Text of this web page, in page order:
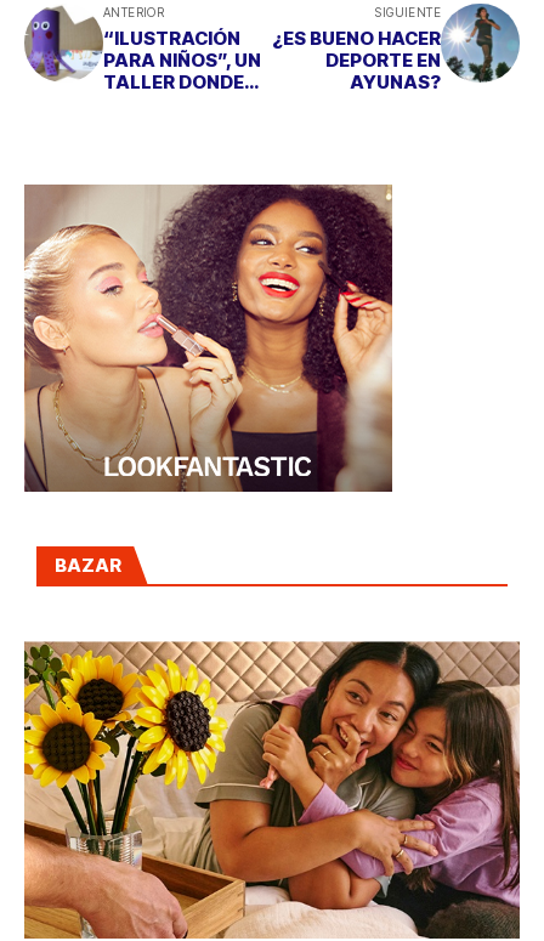
ANTERIOR
“ILUSTRACIÓN
PARA NIÑOS”, UN
TALLER DONDE
SIGUIENTE
¿ES BUENO HACER
DEPORTE EN
AYUNAS?
BAZAR